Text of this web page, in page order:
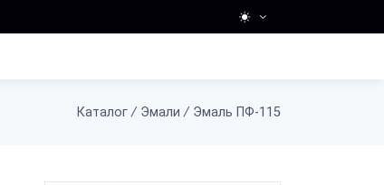
Каталог / Эмали / Эмаль ПФ-115